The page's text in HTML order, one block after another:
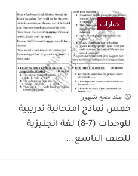
اختبارات
منذ بضع شهور
خمس نماذج امتحانية تدريبية
للوحدات (7-8) لغة انجليزية
للصف التاسع...